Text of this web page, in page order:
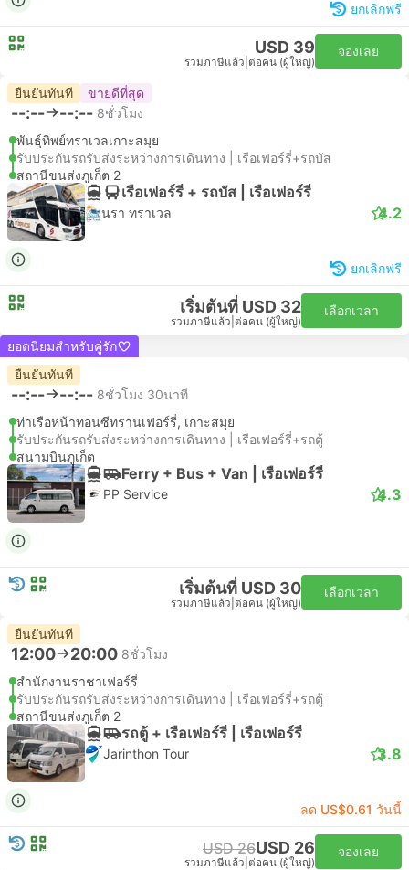
ยกเลิกฟรี
USD 39
รวมภาษีแล้ว ต่อคน (ผู้ใหญ่)
จองเลย
ยืนยันทันที ขายดีที่สุด
--:-- --:-- 8ชั่วโมง
พันธุ์ทิพย์ทราเวลเกาะสมุย
รับประกันรถรับส่งระหว่างการเดินทาง | เรือเฟอร์รี่+รถบัส
สถานีขนส่งภูเก็ต 2
เรือเฟอร์รี่ + รถบัส | เรือเฟอร์รี่
นรา ทราเวล 4.2
ยกเลิกฟรี
เริ่มต้นที่ USD 32
รวมภาษีแล้ว ต่อคน (ผู้ใหญ่)
เลือกเวลา
ยอดนิยมสำหรับคู่รัก
ยืนยันทันที
--:-- --:-- 8ชั่วโมง 30นาที
ท่าเรือหน้าทอนซีทรานเฟอร์รี่, เกาะสมุย
รับประกันรถรับส่งระหว่างการเดินทาง | เรือเฟอร์รี่+รถตู้
สนามบินภูเก็ต
Ferry + Bus + Van | เรือเฟอร์รี่
PP Service 4.3
เริ่มต้นที่ USD 30
รวมภาษีแล้ว ต่อคน (ผู้ใหญ่)
เลือกเวลา
ยืนยันทันที
12:00 20:00 8ชั่วโมง
สำนักงานราชาเฟอร์รี่
รับประกันรถรับส่งระหว่างการเดินทาง | เรือเฟอร์รี่+รถตู้
สถานีขนส่งภูเก็ต 2
รถตู้ + เรือเฟอร์รี่ | เรือเฟอร์รี่
Jarinthon Tour 3.8
ลด US$0.61 วันนี้
USD 26USD 26
รวมภาษีแล้ว ต่อคน (ผู้ใหญ่)
จองเลย